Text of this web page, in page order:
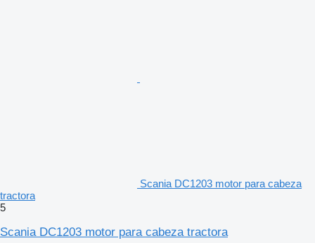
Scania DC1203 motor para cabeza
tractora
5
Scania DC1203 motor para cabeza tractora